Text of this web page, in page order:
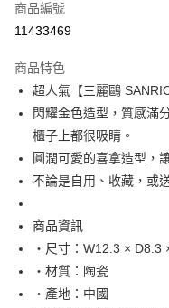
信用卡分期付款
合作金庫商業銀行
華南商業銀行
上海商業儲蓄銀行
國泰世華商業銀行
臺灣中小企業銀行
匯豐（台灣）商業銀行
聯邦商業銀行
玉山商業銀行
台新國際商業銀行
台灣樂天信用卡公司
超商取貨付款
LINE Pay
Apple Pay
街口支付
Google Pay
商品編號
11433469
商品特色
超人氣【三麗鷗
閃耀金色造型，質感滿
櫃子上都很吸睛。
圓潤可愛的喜拿造型，
不論是自用、收藏，或
商品資訊
・尺寸：W12.3 × D8.3
・材質：陶瓷
・產地：中國